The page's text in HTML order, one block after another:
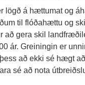
lögð á hættumat og
til flóðahættu og
að gera skil
ár. Greiningin er
að ekki sé hægt
sé að nota